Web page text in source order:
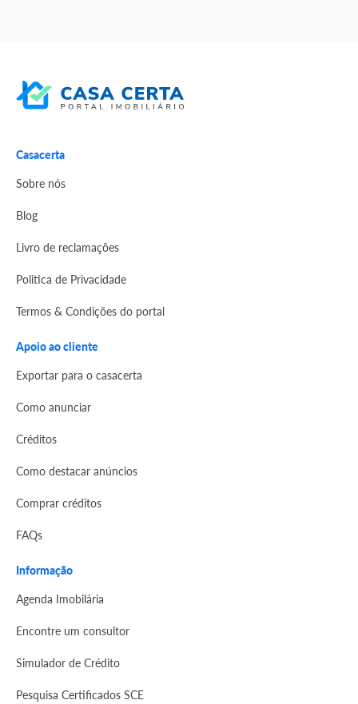
Casacerta
Sobre nós
Blog
Livro de reclamações
Politica de Privacidade
Termos & Condições do portal
Apoio ao cliente
Exportar para o casacerta
Como anunciar
Créditos
Como destacar anúncios
Comprar créditos
FAQs
Informação
Agenda Imobilária
Encontre um consultor
Simulador de Crédito
Pesquisa Certificados SCE